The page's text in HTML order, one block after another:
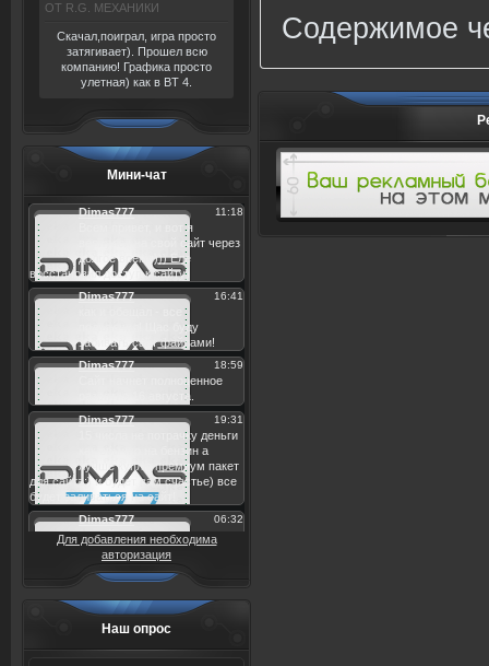
ОТ R.G. МЕХАНИКИ
Скачал,поиграл, игра просто
затягивает). Прошел всю
компанию! Графика просто
улетная) как в BT 4.
Мини-чат
Для добавления необходима
авторизация
Наш опрос
Содержимое